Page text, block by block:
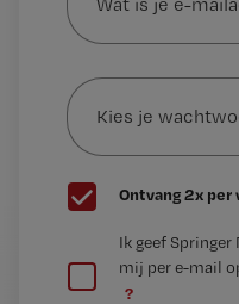
je
mailadres?
Kies
je
wachtwoord
G
e
Ontvang 2x
e
Ik geef
mij per e-mail
?